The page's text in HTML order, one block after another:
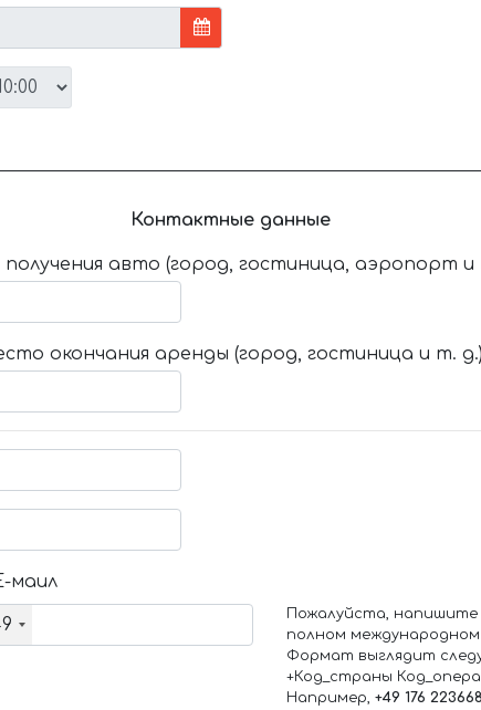
Контактные данные
авто (город, гостиница, аэропорт и
окончания аренды (город, гостиница и т. д.)
маил
Пожалуйста,
полном
Формат выглядит
+Код_страны
Например, +49 176